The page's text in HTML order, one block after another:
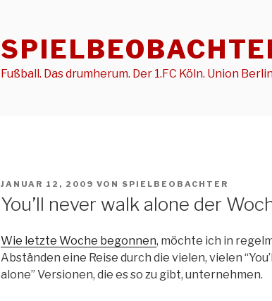
Fußball. Das drumherum. Der 1.FC Köln. Union
VERÖFFENTLICHT
JANUAR 12, 2009 VON SPIELBEOBACHTER
You’ll never walk alone der
Wie letzte Woche begonnen, möchte ich in
Abständen eine Reise durch die vielen, vielen
alone” Versionen, die es so zu gibt, unternehmen.